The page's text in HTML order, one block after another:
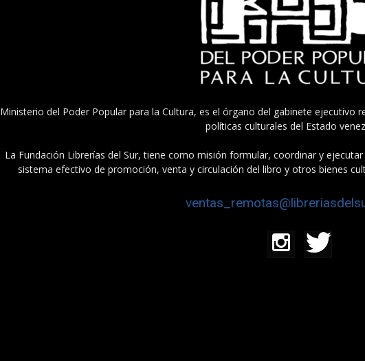
Ministerio del Poder Popular para la Cultura, es el órgano del gabinete ejecutivo
políticas culturales del Estado
La Fundación Librerías del Sur, tiene como misión formular, coordinar y
sistema efectivo de promoción, venta y circulación del libro y otros bienes